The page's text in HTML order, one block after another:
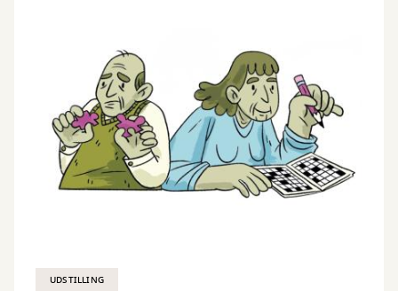
UDSTILLING